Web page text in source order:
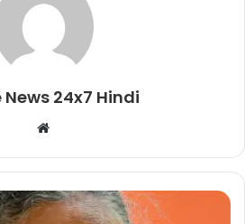
News 24x7 Hindi
Website